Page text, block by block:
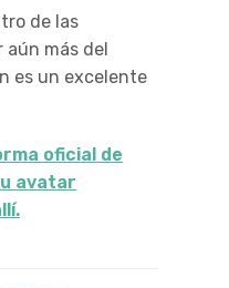
de las
más del
es un excelente
oficial de
avatar